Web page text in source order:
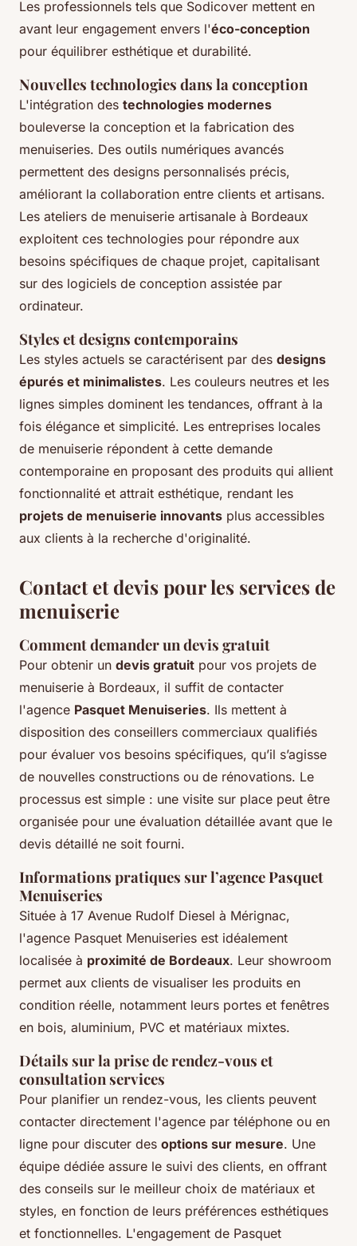
Les professionnels tels que Sodicover mettent en
avant leur engagement envers l'éco-conception
pour équilibrer esthétique et durabilité.
Nouvelles technologies dans la conception
L'intégration des technologies modernes
bouleverse la conception et la fabrication des
menuiseries. Des outils numériques avancés
permettent des designs personnalisés précis,
améliorant la collaboration entre clients et artisans.
Les ateliers de menuiserie artisanale à Bordeaux
exploitent ces technologies pour répondre aux
besoins spécifiques de chaque projet, capitalisant
sur des logiciels de conception assistée par
ordinateur.
Styles et designs contemporains
Les styles actuels se caractérisent par des designs
épurés et minimalistes. Les couleurs neutres et les
lignes simples dominent les tendances, offrant à la
fois élégance et simplicité. Les entreprises locales
de menuiserie répondent à cette demande
contemporaine en proposant des produits qui allient
fonctionnalité et attrait esthétique, rendant les
projets de menuiserie innovants plus accessibles
aux clients à la recherche d'originalité.
Contact et devis pour les services de
menuiserie
Comment demander un devis gratuit
Pour obtenir un devis gratuit pour vos projets de
menuiserie à Bordeaux, il suffit de contacter
l'agence Pasquet Menuiseries. Ils mettent à
disposition des conseillers commerciaux qualifiés
pour évaluer vos besoins spécifiques, qu’il s’agisse
de nouvelles constructions ou de rénovations. Le
processus est simple : une visite sur place peut être
organisée pour une évaluation détaillée avant que le
devis détaillé ne soit fourni.
Informations pratiques sur l’agence Pasquet
Menuiseries
Située à 17 Avenue Rudolf Diesel à Mérignac,
l'agence Pasquet Menuiseries est idéalement
localisée à proximité de Bordeaux. Leur showroom
permet aux clients de visualiser les produits en
condition réelle, notamment leurs portes et fenêtres
en bois, aluminium, PVC et matériaux mixtes.
Détails sur la prise de rendez-vous et
consultation services
Pour planifier un rendez-vous, les clients peuvent
contacter directement l'agence par téléphone ou en
ligne pour discuter des options sur mesure. Une
équipe dédiée assure le suivi des clients, en offrant
des conseils sur le meilleur choix de matériaux et
styles, en fonction de leurs préférences esthétiques
et fonctionnelles. L'engagement de Pasquet